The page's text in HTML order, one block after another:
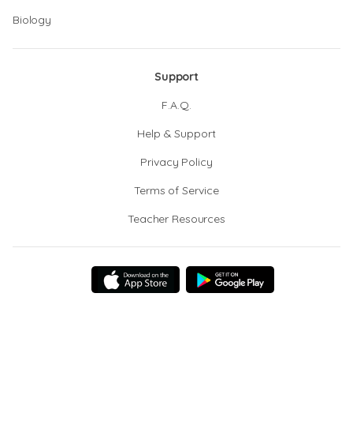
Biology
Support
F.A.Q.
Help & Support
Privacy Policy
Terms of Service
Teacher Resources